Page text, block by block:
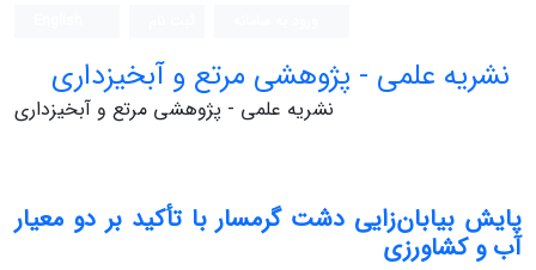
نشریه علمی - پژوهشی مرتع و آبخیزداری
نشریه علمی - پژوهشی مرتع و آبخیزداری
پایش بیابان‌زایی دشت گرمسار با تأکید بر دو معیار
آب و کشاورزی